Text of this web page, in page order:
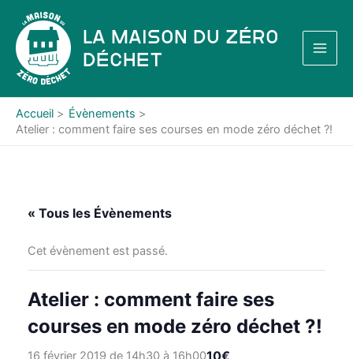
contenu
La Maison du Zéro
Déchet
Accueil
Évènements
Atelier : comment faire ses courses en mode zéro déchet ?!
« Tous les Évènements
Cet évènement est passé.
Atelier : comment faire ses
courses en mode zéro déchet ?!
16 février 2019 de 14h30à 16h0010€